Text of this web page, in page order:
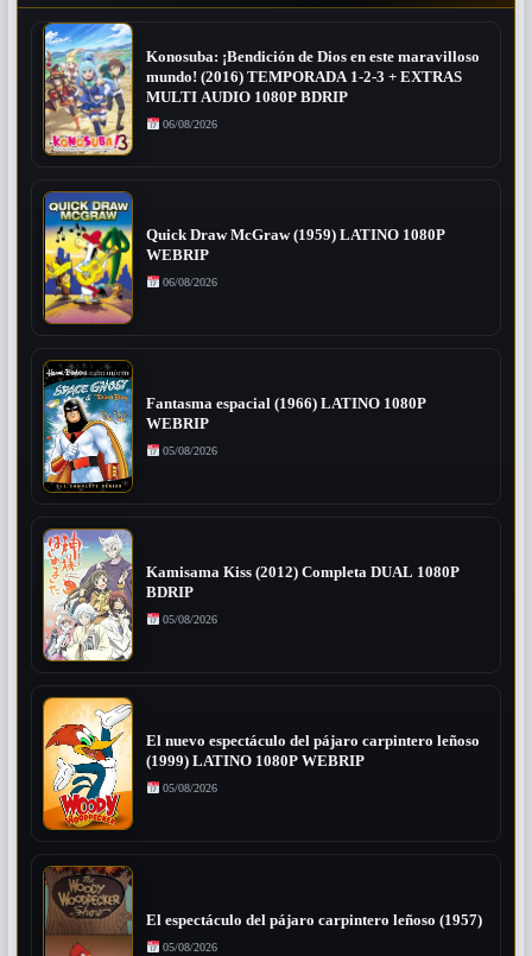
Konosuba: ¡Bendición de Dios en este maravilloso
mundo! (2016) TEMPORADA 1-2-3 + EXTRAS
MULTI AUDIO 1080P BDRIP
06/08/2026
Quick Draw McGraw (1959) LATINO 1080P
WEBRIP
06/08/2026
Fantasma espacial (1966) LATINO 1080P
WEBRIP
05/08/2026
Kamisama Kiss (2012) Completa DUAL 1080P
BDRIP
05/08/2026
El nuevo espectáculo del pájaro carpintero leñoso
(1999) LATINO 1080P WEBRIP
05/08/2026
El espectáculo del pájaro carpintero leñoso (1957)
05/08/2026